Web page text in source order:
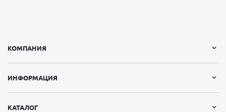
КОМПАНИЯ
ИНФОРМАЦИЯ
КАТАЛОГ